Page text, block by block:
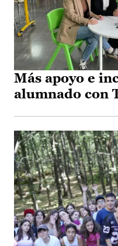
Más apoyo e
alumnado con